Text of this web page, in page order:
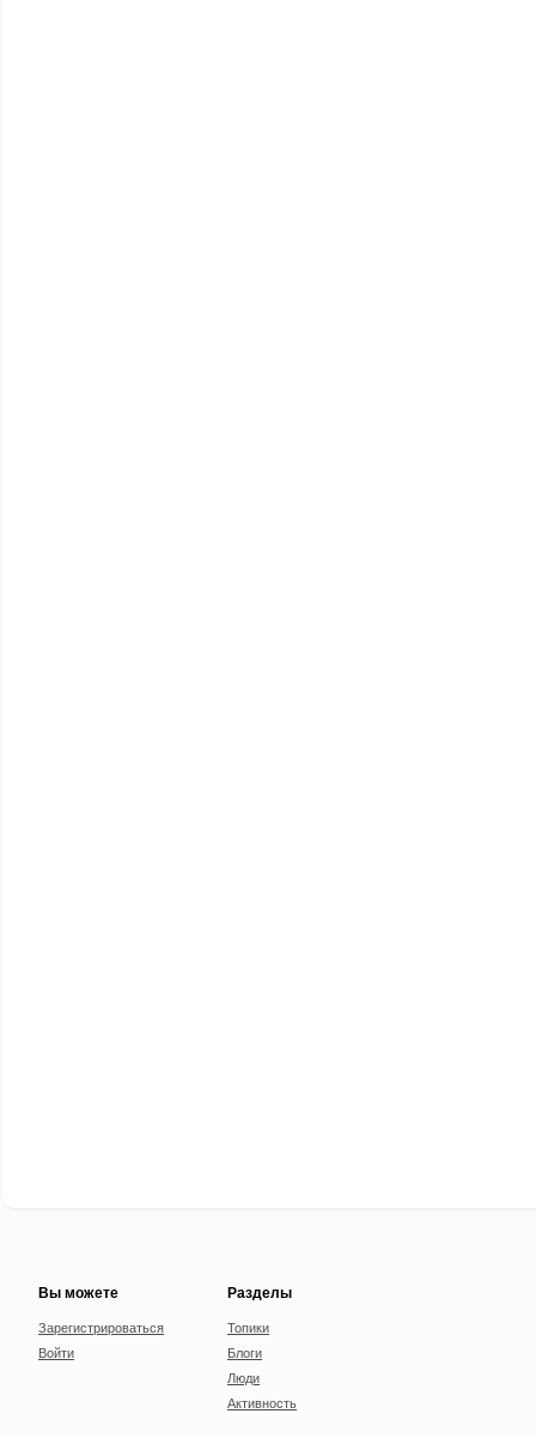
Вы можете
Зарегистрироваться
Войти
Разделы
Топики
Блоги
Люди
Активность